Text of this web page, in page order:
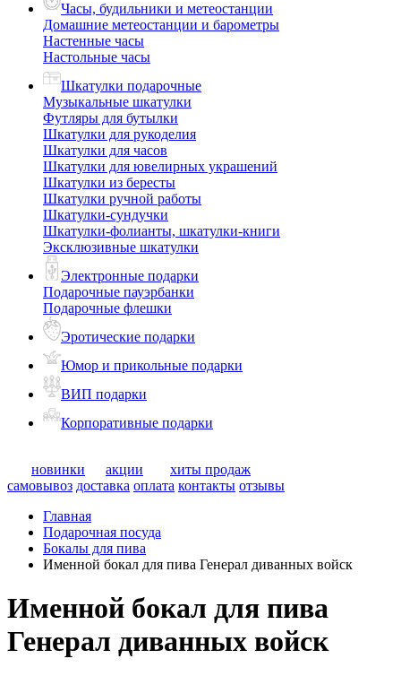
Часы, будильники и метеостанции
Домашние метеостанции и барометры
Настенные часы
Настольные часы
Шкатулки подарочные
Музыкальные шкатулки
Футляры для бутылки
Шкатулки для рукоделия
Шкатулки для часов
Шкатулки для ювелирных украшений
Шкатулки из бересты
Шкатулки ручной работы
Шкатулки-сундучки
Шкатулки-фолианты, шкатулки-книги
Эксклюзивные шкатулки
Электронные подарки
Подарочные пауэрбанки
Подарочные флешки
Эротические подарки
Юмор и прикольные подарки
ВИП подарки
Корпоративные подарки
новинки акции
хиты продаж
самовывоз доставка оплата контакты отзывы
Главная
Подарочная посуда
Бокалы для пива
Именной бокал для пива Генерал диванных войск
Именной бокал для пива
Генерал диванных войск